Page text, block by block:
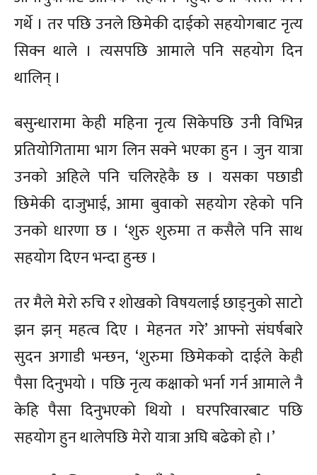
गर्थे । तर पछि उनले छिमेकी दाईको सहयोगबाट नृत्य
सिक्न थाले । त्यसपछि आमाले पनि सहयोग दिन
थालिन् ।
बसुन्धारामा केही महिना नृत्य सिकेपछि उनी विभिन्न
प्रतियोगितामा भाग लिन सक्ने भएका हुन । जुन यात्रा
उनको अहिले पनि चलिरहेकै छ । यसका पछाडी
छिमेकी दाजुभाई, आमा बुवाको सहयोग रहेको पनि
उनको धारणा छ । ‘शुरु शुरुमा त कसैले पनि साथ
सहयोग दिएन भन्दा हुन्छ ।
तर मैले मेरो रुचि र शोखको विषयलाई छाड्नुको साटो
झन झन् महत्व दिए । मेहनत गरे’ आफ्नो संघर्षबारे
सुदन अगाडी भन्छन, ‘शुरुमा छिमेकको दाईले केही
पैसा दिनुभयो । पछि नृत्य कक्षाको भर्ना गर्न आमाले नै
केहि पैसा दिनुभएको थियो । घरपरिवारबाट पछि
सहयोग हुन थालेपछि मेरो यात्रा अघि बढेको हो ।’